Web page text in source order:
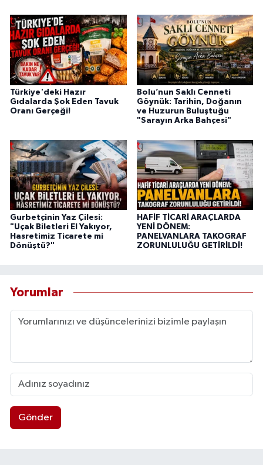
Türkiye'deki Hazır
Gıdalarda Şok Eden Tavuk
Oranı Gerçeği!
Bolu’nun Saklı Cenneti
Göynük: Tarihin, Doğanın
ve Huzurun Buluştuğu
"Sarayın Arka Bahçesi"
Gurbetçinin Yaz Çilesi:
"Uçak Biletleri El Yakıyor,
Hasretimiz Ticarete mi
Dönüştü?"
HAFİF TİCARİ ARAÇLARDA
YENİ DÖNEM:
PANELVANLARA TAKOGRAF
ZORUNLULUĞU GETİRİLDİ!
Yorumlar
Gönder